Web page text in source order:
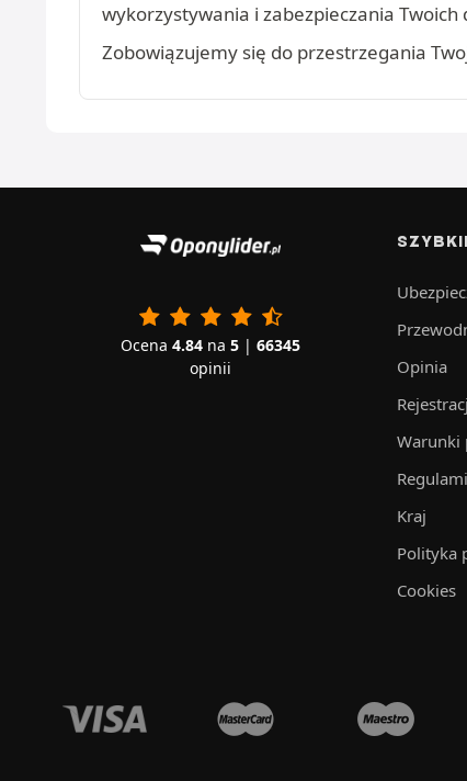
wykorzystywania i zabezpieczania Twoich
Zobowiązujemy się do przestrzegania
Ocena 4.84 na 5 | 66345
opinii
Opinia
Warunki
Kraj
Polityka
Cookies